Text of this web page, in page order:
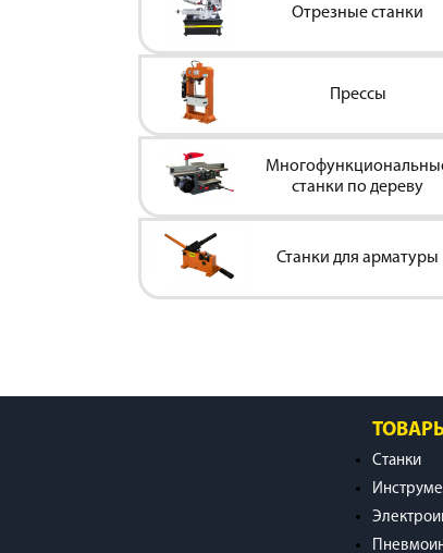
Отрезные станки
Прессы
станки по дереву
Станки для арматуры
Станки